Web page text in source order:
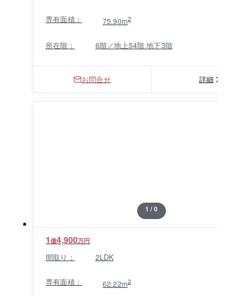
専有面積： 75.90m2
所在階： 6階／地上54階 地下3階
お問合せ 詳細
1 / 0
1億4,900万円
間取り： 2LDK
専有面積： 62.22m2